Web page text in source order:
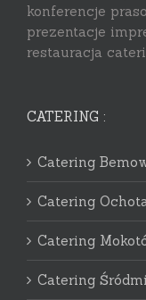
konferencje
prezentacje
restauracja
CATERING :
Catering
Catering
Catering
Catering